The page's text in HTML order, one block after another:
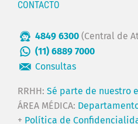
CONTACTO
4849 6300 (Central de
(11) 6889 7000
Consultas
RRHH: Sé parte de nuestro
ÁREA MÉDICA:
+ Política de